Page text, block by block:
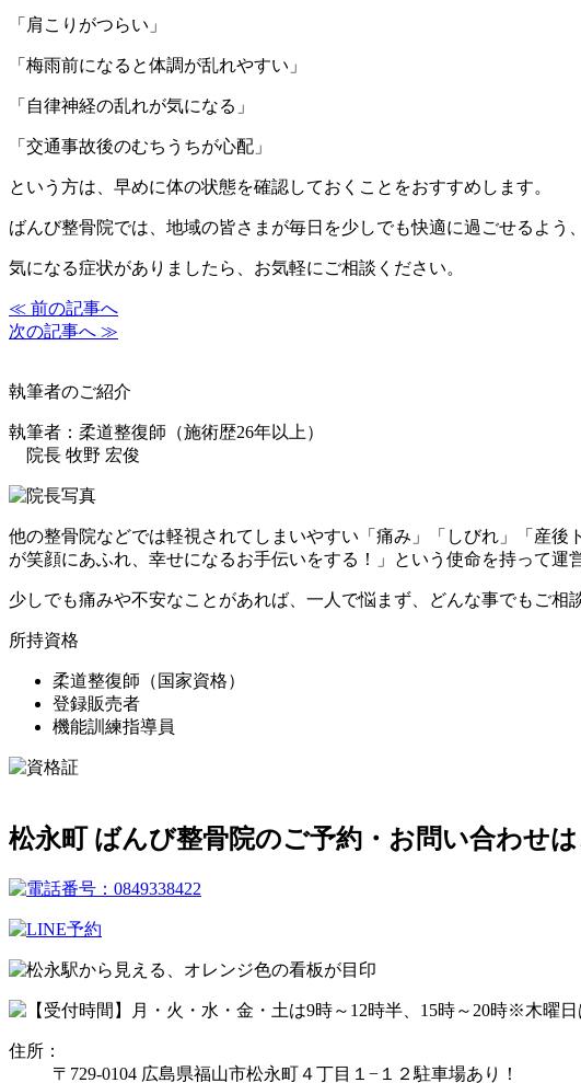
「肩こりがつらい」
「梅雨前になると体調が乱れやすい」
「自律神経の乱れが気になる」
「交通事故後のむちうちが心配」
という方は、早めに体の状態を確認しておくことをおすすめします。
ばんび整骨院では、地域の皆さまが毎日を少しでも快適に過ごせるよう
気になる症状がありましたら、お気軽にご相談ください。
≪ 前の記事へ
次の記事へ ≫
執筆者のご紹介
執筆者：柔道整復師（施術歴26年以上）
院長 牧野 宏俊
他の整骨院などでは軽視されてしまいやすい「痛み」「しびれ」「産
が笑顔にあふれ、幸せになるお手伝いをする！」という使命を持って運
少しでも痛みや不安なことがあれば、一人で悩まず、どんな事でもご相
所持資格
柔道整復師（国家資格）
登録販売者
機能訓練指導員
松永町 ばんび整骨院のご予約・お問い合わせ
住所：
〒729-0104 広島県福山市松永町４丁目１−１２ 駐車場あり！